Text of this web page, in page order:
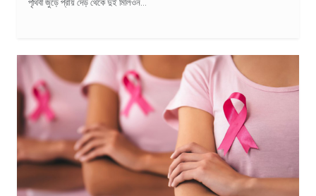
পৃথিবী জুড়ে প্রায় দেড় থেকে দুই মিলিওন...